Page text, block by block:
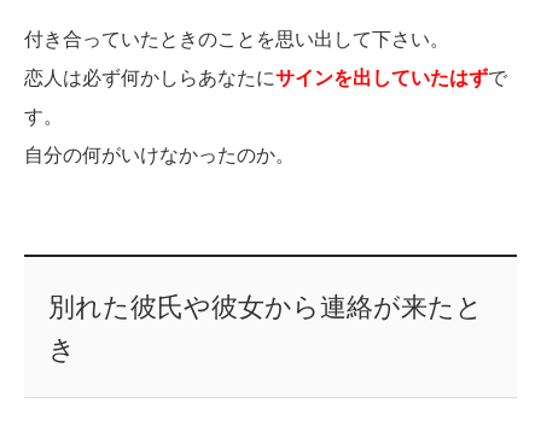
付き合っていたときのことを思い出して下さい。
恋人は必ず何かしらあなたにサインを出していたはずで
す。
自分の何がいけなかったのか。
別れた彼氏や彼女から連絡が来たと
き